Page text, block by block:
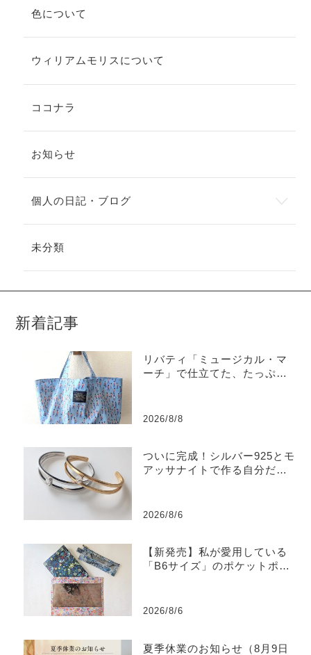
色について
ウィリアムモリスについて
ココナラ
お知らせ
個人の日記・ブログ
未分類
新着記事
リバティ「ミュージカル・マ
ーチ」で仕立てた、たっぷり
2026/8/8
ついに完成！シルバー925とモ
アッサナイトで作る自分だけ
2026/8/6
【新発売】私が愛用している
「B6サイズ」のポケットポー
2026/8/6
夏季休業のお知らせ（8月9日